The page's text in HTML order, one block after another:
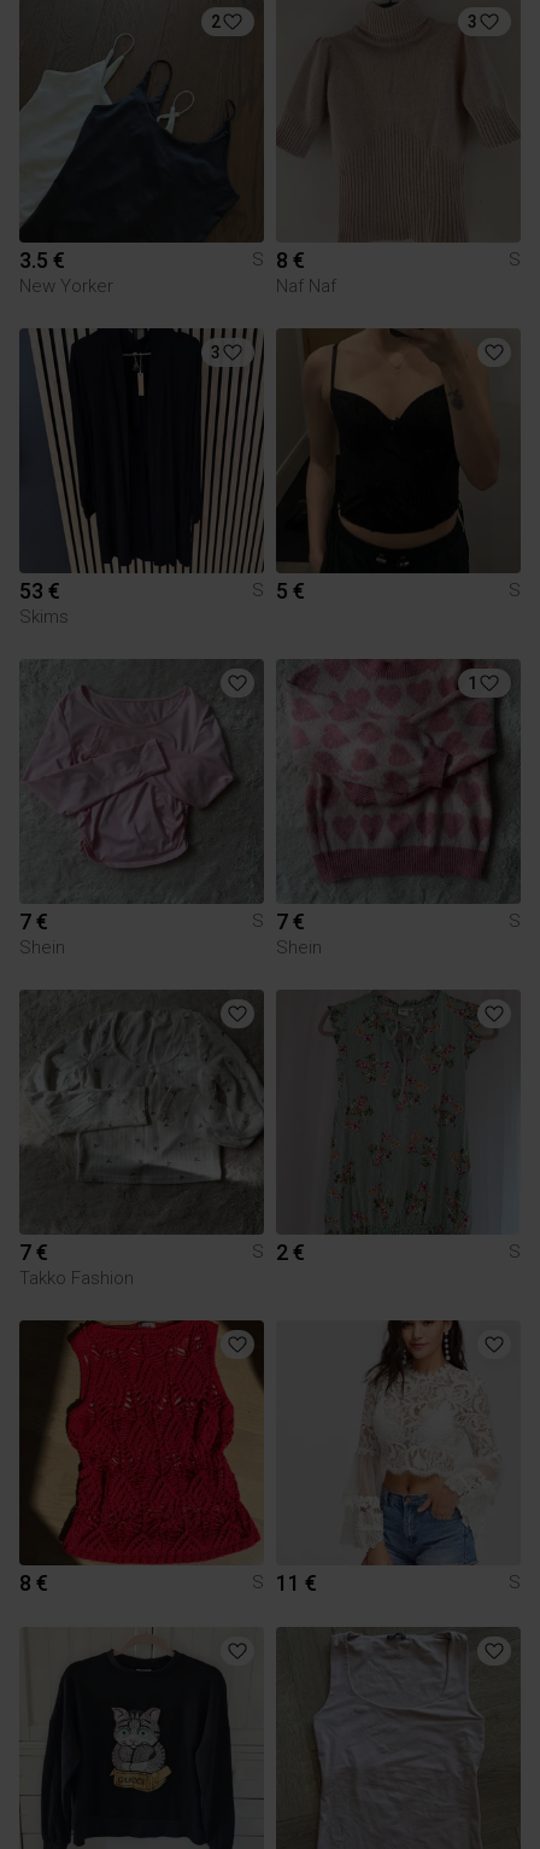
2
3.5 €
S
New Yorker
3
8 €
S
Naf Naf
3
53 €
S
Skims
5 € S
7 €
S
Shein
1
7 €
S
Shein
7 €
S
Takko Fashion
2 € S
8 € S 11 € S